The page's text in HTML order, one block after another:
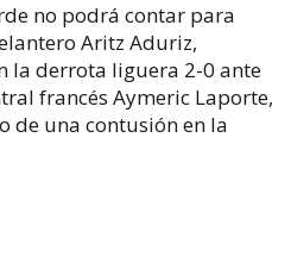
no podrá contar para
Aritz Aduriz,
la derrota liguera 2-0 ante
francés Aymeric Laporte,
de una contusión en la